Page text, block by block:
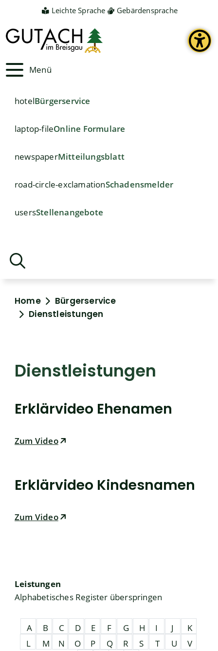
Leichte Sprache Gebärdensprache
Menü
hotelBürgerservice
laptop-fileOnline Formulare
newspaperMitteilungsblatt
road-circle-exclamationSchadensmelder
usersStellenangebote
Home
Bürgerservice
Dienstleistungen
Dienstleistungen
Erklärvideo Ehenamen
Zum Video
Erklärvideo Kindesnamen
Zum Video
Leistungen
Alphabetisches Register überspringen
A B C D E F G H I J
K
L
M N O P Q R S T U
V